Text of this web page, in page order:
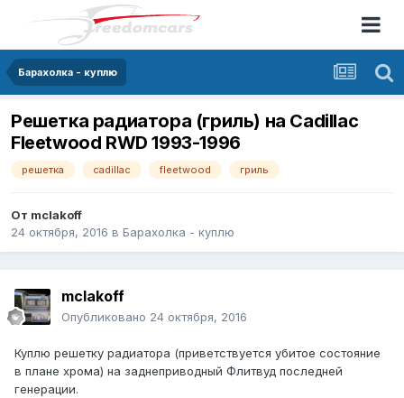
Барахолка - куплю
Решетка радиатора (гриль) на Cadillac
Fleetwood RWD 1993-1996
решетка cadillac fleetwood гриль
От mclakoff
24 октября, 2016 в Барахолка - куплю
mclakoff
Опубликовано 24 октября, 2016
Куплю решетку радиатора (приветствуется убитое состояние
в плане хрома) на заднеприводный Флитвуд последней
генерации.